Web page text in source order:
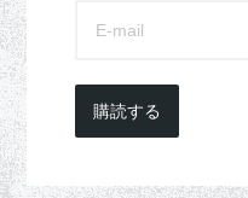
購読する